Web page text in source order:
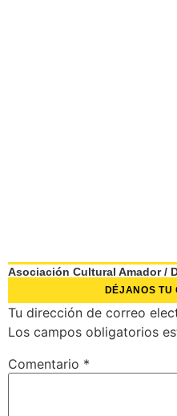
Asociación Cultural Amador/
DÉJANOS TU
Tu dirección de correo
Los campos obligatorios
Comentario *